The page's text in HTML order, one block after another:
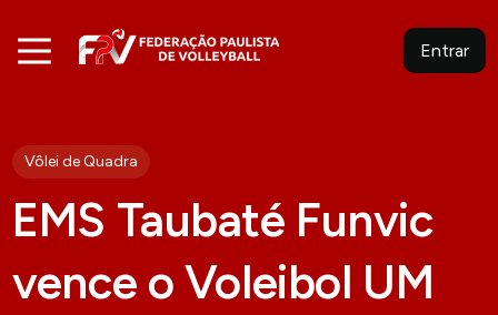
Entrar
Vôlei de Quadra
EMS Taubaté Funvic
vence o Voleibol UM